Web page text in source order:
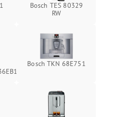
Bosch TES 80329
RW
Bosch TKN 68E751